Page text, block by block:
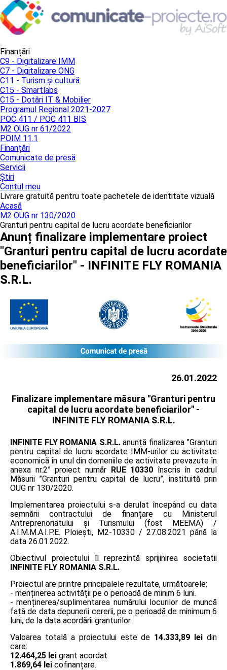
Finanțări
C9 - Digitalizare IMM
C7 - Digitalizare ONG
C11 - Turism și cultură
C15 - Smartlabs
C15 - Dotări IT & Mobilier
Programul Regional 2021-2027
POC 411 / POC 411 BIS
M2 OUG nr 61/2022
POIM 11.1
Finanțări
Comunicate de presă
Servicii
Știri
Contul meu
Livrare gratuită pentru toate pachetele de identitate vizuală
Acasă
M2 OUG nr 130/2020
Granturi pentru capital de lucru acordate beneficiarilor
Anunț finalizare implementare proiect
"Granturi pentru capital de lucru acordate
beneficiarilor" - INFINITE FLY ROMANIA
S.R.L.
26.01.2022
Finalizare implementare măsura "Granturi pentru
capital de lucru acordate beneficiarilor" -
INFINITE FLY ROMANIA S.R.L.
INFINITE FLY ROMANIA S.R.L.anunță finalizarea ”Granturi
pentru capital de lucru acordate IMM-urilor cu activitate
economică în unul din domeniile de activitate prevazute în
anexa nr.2” proiect număr RUE 10330 înscris în cadrul
Măsurii ”Granturi pentru capital de lucru”, instituită prin
OUG nr 130/2020.
Implementarea proiectului s-a derulat începând cu data
semnării contractului de finanțare cu Ministerul
Antreprenoriatului și Turismului (fost MEEMA) /
A.I.M.M.A.I.P.E. Ploiești, M2-10330 / 27.08.2021 până la
data 26.01.2022.
Obiectivul proiectului îl reprezintă sprijinirea societatii
INFINITE FLY ROMANIA S.R.L.
Proiectul are printre principalele rezultate, următoarele:
- menținerea activității pe o perioadă de minim 6 luni.
- menținerea/suplimentarea numărului locurilor de muncă
față de data depunerii cererii, pe o perioadă de minimum 6
luni, de la data acordării granturilor.
Valoarea totală a proiectului este de 14.333,89 lei din
care:
12.464,25 lei grant acordat
1.869,64 lei cofinanțare.